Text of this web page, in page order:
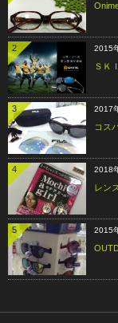
2 2015
ＳＫ
3 2017
コス
4 2018
レン
5 2015